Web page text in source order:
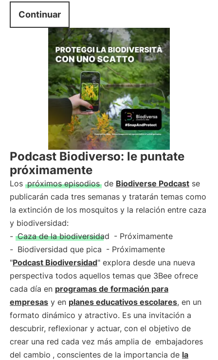
Continuar
Podcast Biodiverso: le puntate
próximamente
Los próximos episodios de Biodiverse Podcast se
publicarán cada tres semanas y tratarán temas como
la extinción de los mosquitos y la relación entre caza
y biodiversidad:
- Caza de la biodiversidad - Próximamente
- Biodiversidad que pica - Próximamente
"Podcast Biodiversidad" explora desde una nueva
perspectiva todos aquellos temas que 3Bee ofrece
cada día en programas de formación para
empresas y en planes educativos escolares, en un
formato dinámico y atractivo. Es una invitación a
descubrir, reflexionar y actuar, con el objetivo de
crear una red cada vez más amplia de embajadores
del cambio , conscientes de la importancia de la